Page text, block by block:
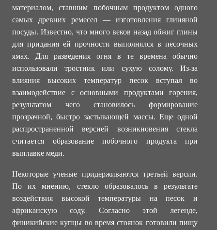
материалом, ставшим побочным продуктом одного
самых древних ремесел — изготовления глиняной
посуды. Известно, что много веков назад обжиг глины
для придания ей прочности выполнялся в песочных
ямах. Для разведения огня в те времена обычно
использовали тростник или сухую солому. Из-за
влияния высоких температур песок вступал во
взаимодействие с основными продуктами горения,
результатом чего становилось формирование
прозрачной, быстро застывающей массы. Еще одной
распространенной версией возникновения стекла
считается образование побочного продукта при
выплавке меди.
Некоторые ученые придерживаются третьей версии.
По их мнению, стекло образовалось в результате
воздействия высокой температуры на песок и
африканскую соду. Согласно этой легенде,
финикийские купцы во время стоянок готовили пищу